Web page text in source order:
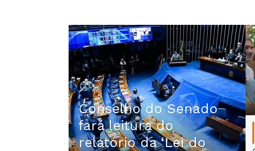
Conselho do Senado
fará leitura do
relatório da ‘Lei do